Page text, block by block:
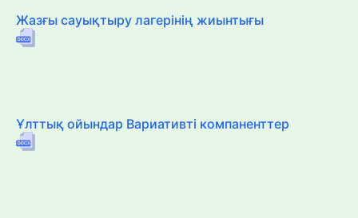
Жазғы сауықтыру лагерінің жиынтығы
Ұлттық ойындар Вариативті компаненттер